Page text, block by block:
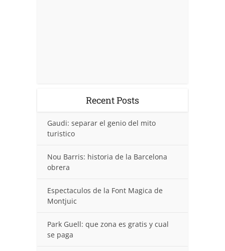
Recent Posts
Gaudi: separar el genio del mito
turistico
Nou Barris: historia de la Barcelona
obrera
Espectaculos de la Font Magica de
Montjuic
Park Guell: que zona es gratis y cual
se paga